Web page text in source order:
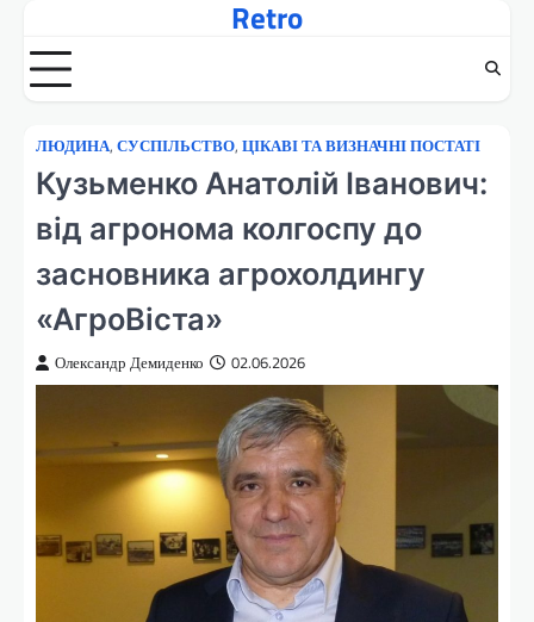
вмісту
Retro
ЛЮДИНА, СУСПІЛЬСТВО, ЦІКАВІ ТА ВИЗНАЧНІ ПОСТАТІ
Кузьменко Анатолій Іванович:
від агронома колгоспу до
засновника агрохолдингу
«АгроВіста»
Олександр Демиденко 02.06.2026